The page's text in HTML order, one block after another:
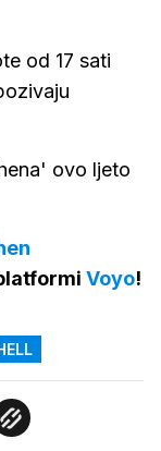
od 17 sati
ovo ljeto
Voyo!